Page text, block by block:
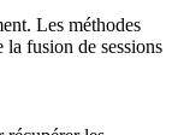
Les méthodes
la fusion de sessions